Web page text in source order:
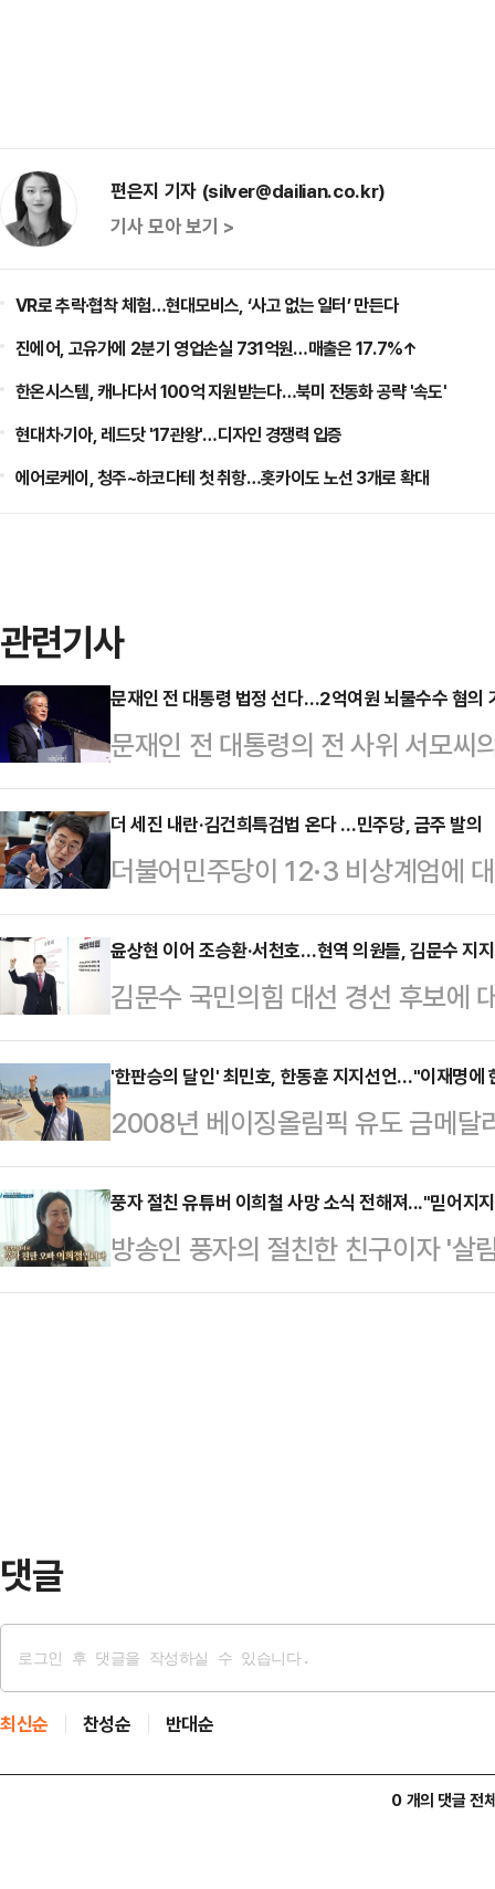
편은지 기자 (silver@dailian.co.kr)
기사 모아 보기 >
VR로 추락·협착 체험…현대모비스, ‘사고 없는 일터’ 만든다
진에어, 고유가에 2분기 영업손실 731억원…매출은 17.7%↑
한온시스템, 캐나다서 100억 지원받는다…북미 전동화 공략 '속도'
현대차·기아, 레드닷 '17관왕'…디자인 경쟁력 입증
에어로케이, 청주~하코다테 첫 취항…홋카이도 노선 3개로 확대
관련기사
문재인 전 대통령 법정 선다…2억여원 뇌물수수 혐의
문재인 전 대통령의 전 사위 서모씨
검찰이 문 전 대통령을 뇌물수수
면 전주지검은 문 전 대통령을 특정
혐의로 불구속기소 했다고 이날 밝
직 전 의원도 뇌물공여 및 업무상
딸인 다혜씨와 사위였던 서씨에 대
울중앙지법에 공소를 제기함에 따
울에서 진행될 예…
더 세진 내란·김건희특검법 온다 …민주당, 금주 발의
더불어민주당이 12·3 비상계엄에
을 수사하는 '김건희 특검법'을 기
고 밝혔다. 특검법의 수사 범위와
당 원내대변인은 24일 오전 국회에
란 특검법과 김건희 특검법을 금주
위와 규모들은 기존의 안보다 강화
명했다.노종면 원내대변인은 같은
만나서도 "명태…
윤상현 이어 조승환·서천호…현역 의원들, 김문수 지
김문수 국민의힘 대선 경선 후보에
가 점차 늘어나고 있다.국민의힘
문수 후보에 대한 지지 선언을 했다
최선을 다하겠다"고 말했다. 서 의
며, 그의 삶 자체가 다양한 경험과
가) 국가를 위한 지도자가 될 수 있
보가 한덕수 대통령 권한대행 국무
는 태도를…
'한판승의 달인' 최민호, 한동훈 지지선언…"이재명에
2008년 베이징올림픽 유도 금메달
의힘 대선후보 경선에 출마한 한동
포츠계 인사가 국민의힘 대선후보
라 주목을 받고 있다.최민호 전 선
한!판!승!으로 세상을 바꾸겠다"며
풍자 절친 유튜버 이희철 사망 소식 전해져..."믿어지
방송인 풍자의 절친한 친구이자 '살
철(40)이 세상을 떠났다.지난 7일
댓글
최신순 찬성순 반대순
0 개의 댓글 전